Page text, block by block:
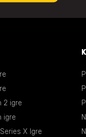
2 igre
igre
X Igre